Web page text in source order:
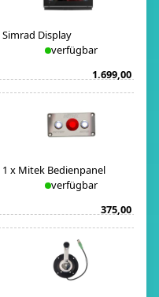
Simrad Display
verfügbar
1.699,00 €
1 x Mitek Bedienpanel
verfügbar
375,00 €